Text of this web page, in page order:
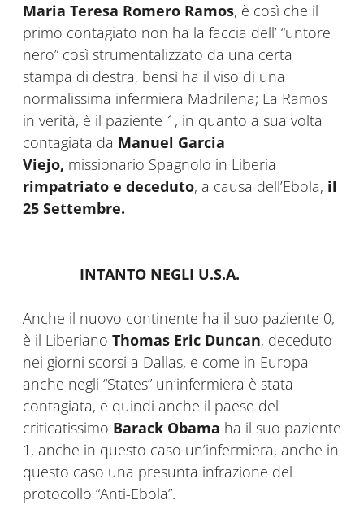
Maria Teresa Romero Ramos, è così che il
primo contagiato non ha la faccia dell’ “untore
nero” così strumentalizzato da una certa
stampa di destra, bensì ha il viso di una
normalissima infermiera Madrilena; La Ramos
in verità, è il paziente 1, in quanto a sua volta
contagiata da Manuel Garcia
Viejo, missionario Spagnolo in Liberia
rimpatriato e deceduto, a causa dell’Ebola, il
25 Settembre.
INTANTO NEGLI U.S.A.
Anche il nuovo continente ha il suo paziente 0,
è il Liberiano Thomas Eric Duncan, deceduto
nei giorni scorsi a Dallas, e come in Europa
anche negli “States” un’infermiera è stata
contagiata, e quindi anche il paese del
criticatissimo Barack Obama ha il suo paziente
1, anche in questo caso un’infermiera, anche in
questo caso una presunta infrazione del
protocollo “Anti-Ebola”.